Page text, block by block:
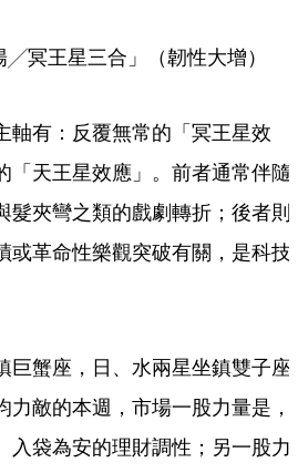
冥王星三合」（韌性大增）
軸有：反覆無常的「冥王星效
「天王星效應」。前者通常伴隨
髮夾彎之類的戲劇轉折；後者則
或革命性樂觀突破有關，是科技
巨蟹座，日、水兩星坐鎮雙子座
力敵的本週，市場一股力量是，
入袋為安的理財調性；另一股力